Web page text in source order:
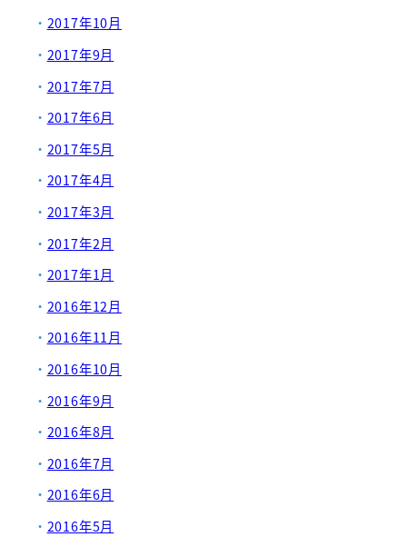
2017年10月
2017年9月
2017年7月
2017年6月
2017年5月
2017年4月
2017年3月
2017年2月
2017年1月
2016年12月
2016年11月
2016年10月
2016年9月
2016年8月
2016年7月
2016年6月
2016年5月